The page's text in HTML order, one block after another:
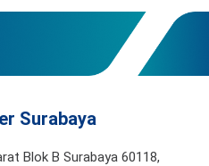
Surabaya
Blok B Surabaya 60118,